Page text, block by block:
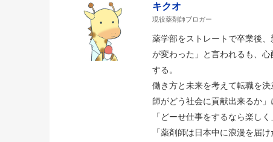
キクオ
現役薬剤師ブロガー
薬学部をストレートで卒業後
が変わった」と言われるも、
する。
働き方と未来を考えて転職を
師がどう社会に貢献出来るか」
「どーせ仕事をするなら楽し
「薬剤師は日本中に浪漫を届